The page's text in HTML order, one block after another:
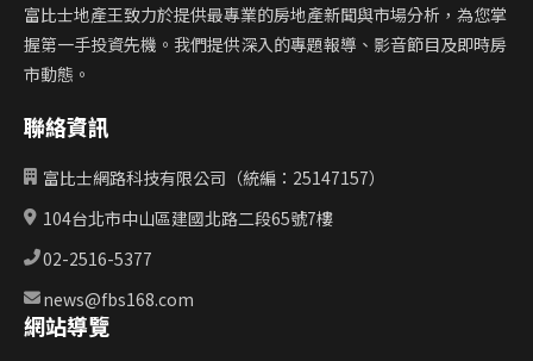
富比士地產王致力於提供最專業的房地產新聞與市場分析，為您掌
握第一手投資先機。我們提供深入的專題報導、影音節目及即時房
市動態。
聯絡資訊
富比士網路科技有限公司（統編：25147157）
104台北市中山區建國北路二段65號7樓
02-2516-5377
news@fbs168.com
網站導覽